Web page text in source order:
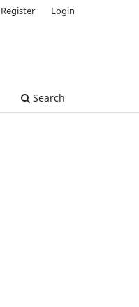
Search
Register Login